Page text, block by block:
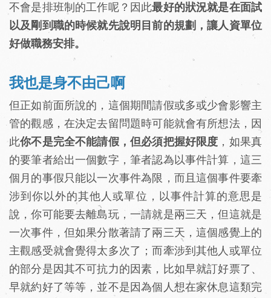
不會是排班制的工作呢？因此最好的狀況就是在面試
以及剛到職的時候就先說明目前的規劃，讓人資單位
好做職務安排。
我也是身不由己啊
但正如前面所說的，這個期間請假或多或少會影響主
管的觀感，在決定去留問題時可能就會有所想法，因
此你不是完全不能請假，但必須把握好限度 ，如果真
的要筆者給出一個數字，筆者認為以事件計算，這三
個月的事假只能以一次事件為限，而且這個事件要牽
涉到你以外的其他人或單位，以事件計算的意思是
說，你可能要去離島玩，一請就是兩三天，但這就是
一次事件，但如果分散著請了兩三天，這個感覺上的
主觀感受就會覺得太多次了；而牽涉到其他人或單位
的部分是因其不可抗力的因素，比如早就訂好票了、
早就約好了等等，並不是因為個人想在家休息這類完